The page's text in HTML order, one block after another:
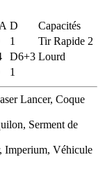
D
Capacités
1
Tir Rapide 2
D6+3 Lourd
1
Lancer, Coque
Serment de
Imperium, Véhicule